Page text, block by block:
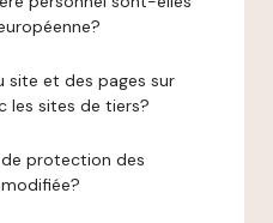
site et des pages sur
les sites de tiers?
protection des